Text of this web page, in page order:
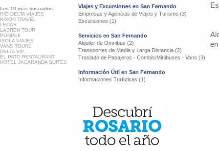
Los 10 más buscados
RIO DELTA VIAJES
NIXON TRAVEL
LECAR
LABREN TOUR
PONPEII
ISOLA VIAJES
VANS TOURS
DELTA VIP
EL PATO RESTAURANT
HOTEL JACARANDA SUITES
Viajes y Excursiones en San Fernando
Empresas y Agencias de Viajes y Turismo (3)
Excursiones (1)
Servicios en San Fernando
Alquiler de Omnibus (2)
Transportes de Media y Larga Distancia (2)
Traslado de Pasajeros - Combis/Minibuses - Vans (3)
Información Útil en San Fernando
Informaciones Turísticas (1)